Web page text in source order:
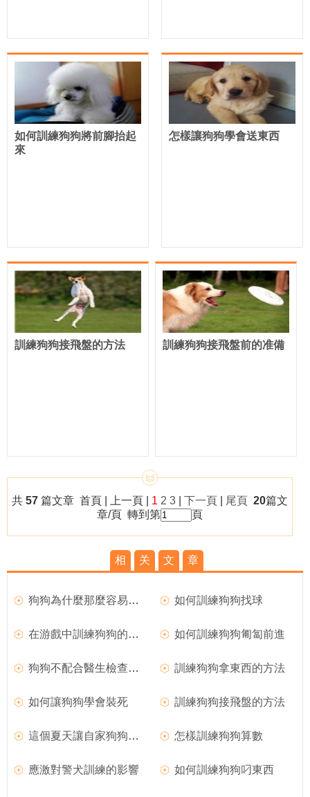
如何訓練狗狗將前腳抬起
來
怎樣讓狗狗學會送東西
訓練狗狗接飛盤的方法 訓練狗狗接飛盤前的准備
共 57 篇文章 首頁 | 上一頁 | 1 2 3 下一頁 尾頁 20篇文
章/頁 轉到第
頁
相 关 文 章
狗狗為什麼那麼容易就學會握手 如何訓練狗狗找球
在游戲中訓練狗狗的注意力 如何訓練狗狗匍匐前進
狗狗不配合醫生檢查怎麼辦 訓練狗狗拿東西的方法
如何讓狗狗學會裝死 訓練狗狗接飛盤的方法
這個夏天讓自家狗狗成為一個會“狗刨”的網紅犬 怎樣訓練狗狗算數
應激對警犬訓練的影響 如何訓練狗狗叼東西